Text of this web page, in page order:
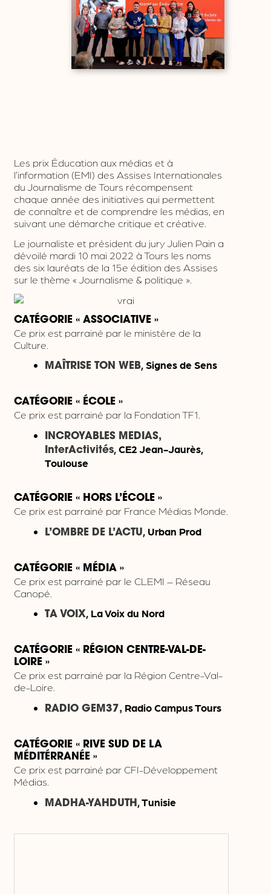
Les prix Éducation aux médias et à
l’information (EMI) des Assises Internationales
du Journalisme de Tours récompensent
chaque année des initiatives qui permettent
de connaître et de comprendre les médias, en
suivant une démarche critique et créative.
Le journaliste et président du jury Julien Pain a
dévoilé mardi 10 mai 2022 à Tours les noms
des six lauréats de la 15e édition des Assises
sur le thème « Journalisme & politique ».
CATÉGORIE « ASSOCIATIVE »
Ce prix est parrainé par le ministère de la
Culture.
MAÎTRISE TON WEB, Signes de Sens
CATÉGORIE « ÉCOLE »
Ce prix est parrainé par la Fondation TF1.
INCROYABLES MEDIAS,
InterActivités, CE2 Jean-Jaurès,
Toulouse
CATÉGORIE « HORS L’ÉCOLE »
Ce prix est parrainé par France Médias Monde.
L’OMBRE DE L’ACTU , Urban Prod
CATÉGORIE « MÉDIA »
Ce prix est parrainé par le CLEMI – Réseau
Canopé.
TA VOIX, La Voix du Nord
CATÉGORIE « RÉGION CENTRE-VAL-DE-
LOIRE»
Ce prix est parrainé par la Région Centre-Val-
de-Loire.
RADIO GEM37,Radio Campus Tours
CATÉGORIE « RIVE SUD DE LA
MÉDITÉRRANÉE »
Ce prix est parrainé par CFI-Développement
Médias.
MADHA-YAHDUTH , Tunisie